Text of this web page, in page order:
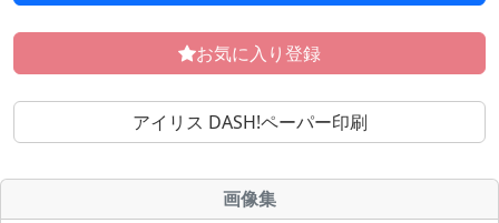
お気に入り登録
アイリス DASH!ペーパー印刷
画像集